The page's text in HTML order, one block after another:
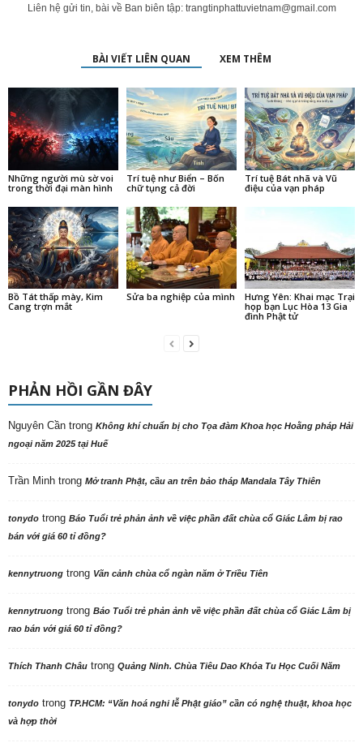
Liên hệ gửi tin, bài về Ban biên tập: trangtinphattuvietnam@gmail.com
BÀI VIẾT LIÊN QUAN XEM THÊM
Những người mù sờ voi
trong thời đại màn hình
Trí tuệ như Biển – Bốn
chữ tụng cả đời
Trí tuệ Bát nhã và Vũ
điệu của vạn pháp
Bồ Tát thấp mày, Kim
Cang trợn mắt
Sửa ba nghiệp của mình
Hưng Yên: Khai mạc Trại
họp bạn Lục Hòa 13 Gia
đình Phật tử
PHẢN HỒI GẦN ĐÂY
Nguyên Cần trong Không khí chuẩn bị cho Tọa đàm Khoa học Hoằng pháp Hải
ngoại năm 2025 tại Huế
Trần Minh trong Mở tranh Phật, cầu an trên bảo tháp Mandala Tây Thiên
tonydo trong Báo Tuổi trẻ phản ảnh về việc phần đất chùa cổ Giác Lâm bị rao
bán với giá 60 tỉ đồng?
kennytruong trong Vãn cảnh chùa cổ ngàn năm ở Triều Tiên
kennytruong trong Báo Tuổi trẻ phản ảnh về việc phần đất chùa cổ Giác Lâm bị
rao bán với giá 60 tỉ đồng?
Thích Thanh Châu trong Quảng Ninh. Chùa Tiêu Dao Khóa Tu Học Cuối Năm
tonydo trong TP.HCM: “Văn hoá nghi lễ Phật giáo” cần có nghệ thuật, khoa học
và hợp thời